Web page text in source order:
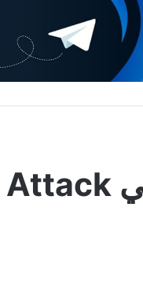
عرض دعائي للجزء الثاني من انمي Attack